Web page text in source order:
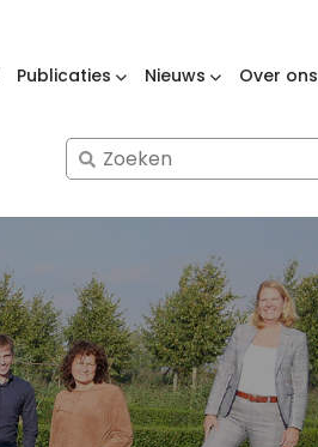
Publicaties Nieuws Over ons
Search
for: